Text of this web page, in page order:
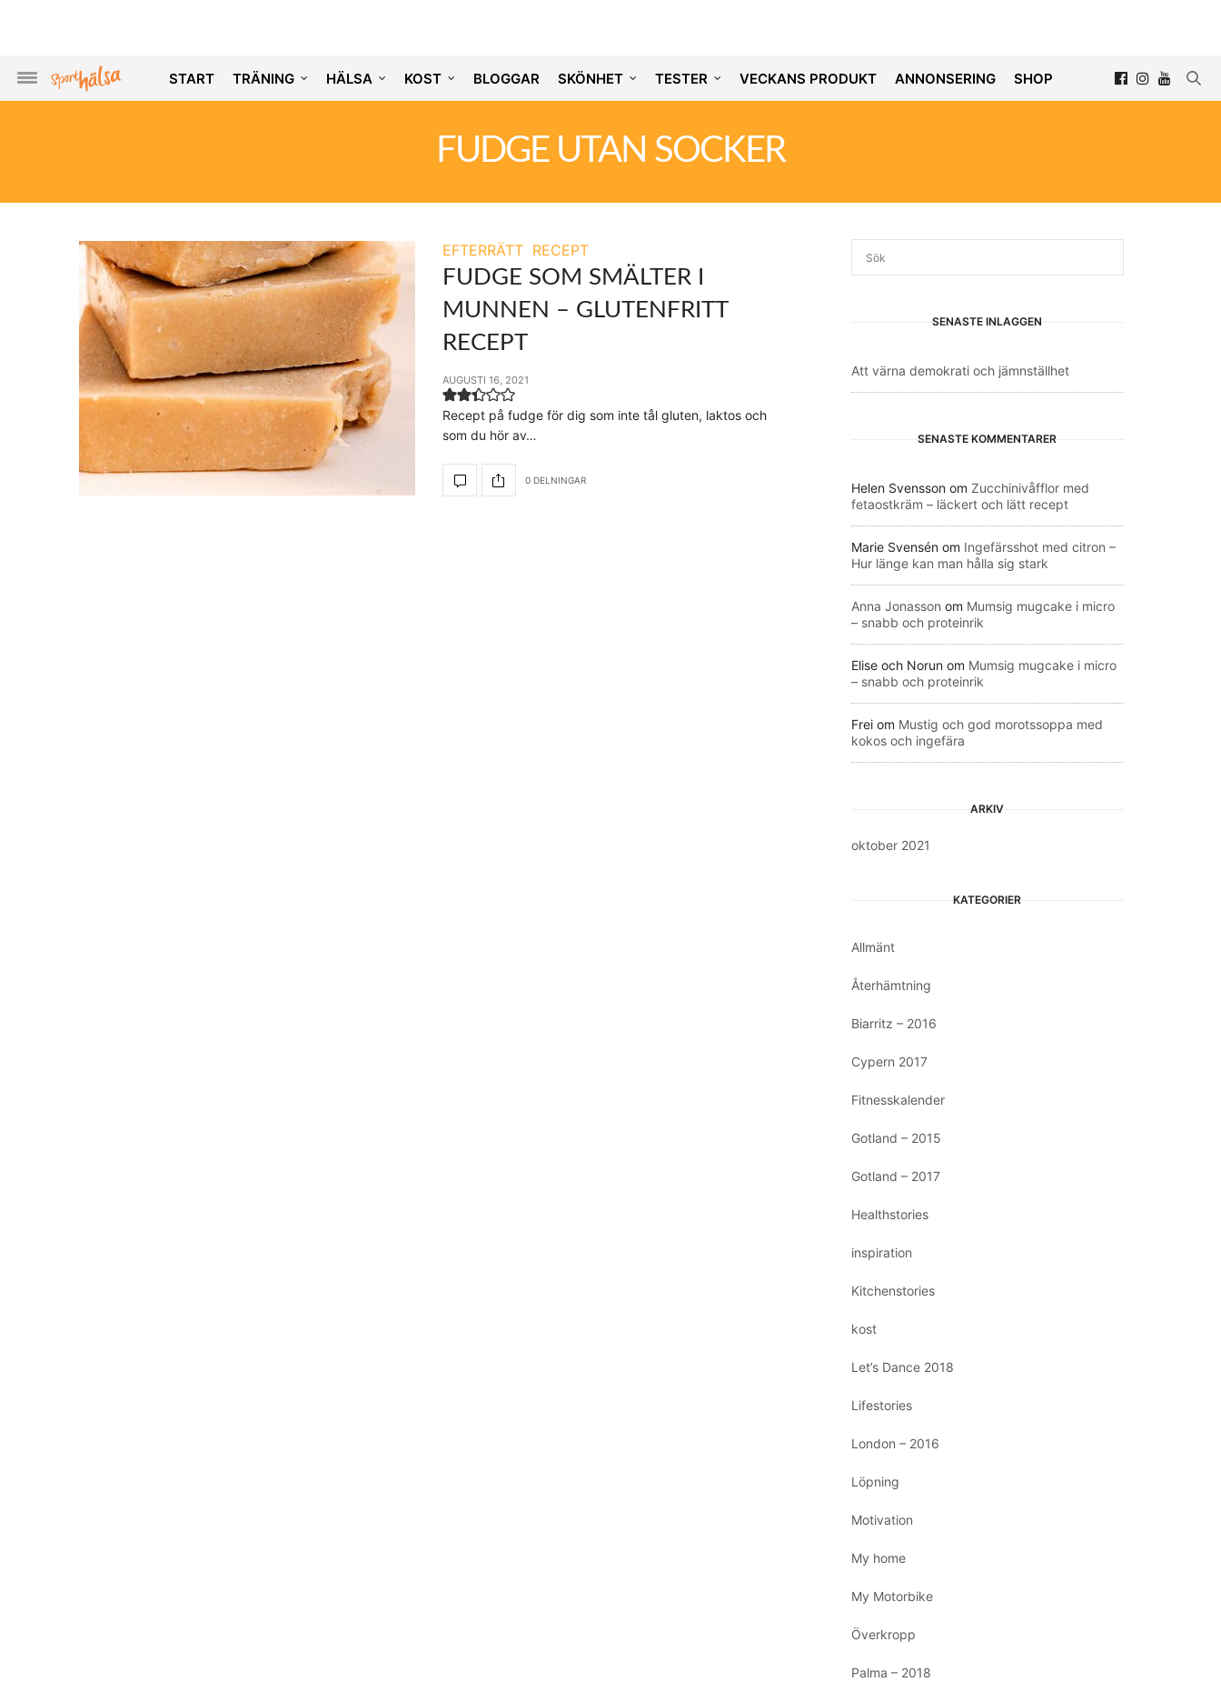
START TRÄNING HÄLSA KOST BLOGGAR SKÖNHET TESTER VECKANS PRODUKT ANNONSERING SHOP
FUDGE UTAN SOCKER
EFTERRÄTT RECEPT
FUDGE SOM SMÄLTER I
MUNNEN – GLUTENFRITT
RECEPT
AUGUSTI 16, 2021
Recept på fudge för dig som inte tål gluten, laktos och
som du hör av…
0 DELNINGAR
SENASTE INLÄGGEN
Att värna demokrati och jämnställhet
SENASTE KOMMENTARER
Helen Svensson om Zucchinivåfflor med
fetaostkräm – läckert och lätt recept
Marie Svensén om Ingefärsshot med citron –
Hur länge kan man hålla sig stark
Anna Jonasson om Mumsig mugcake i micro
– snabb och proteinrik
Elise och Norun om Mumsig mugcake i micro
– snabb och proteinrik
Frei om Mustig och god morotssoppa med
kokos och ingefära
ARKIV
oktober 2021
KATEGORIER
Allmänt
Återhämtning
Biarritz – 2016
Cypern 2017
Fitnesskalender
Gotland – 2015
Gotland – 2017
Healthstories
inspiration
Kitchenstories
kost
Let’s Dance 2018
Lifestories
London – 2016
Löpning
Motivation
My home
My Motorbike
Överkropp
Palma – 2018